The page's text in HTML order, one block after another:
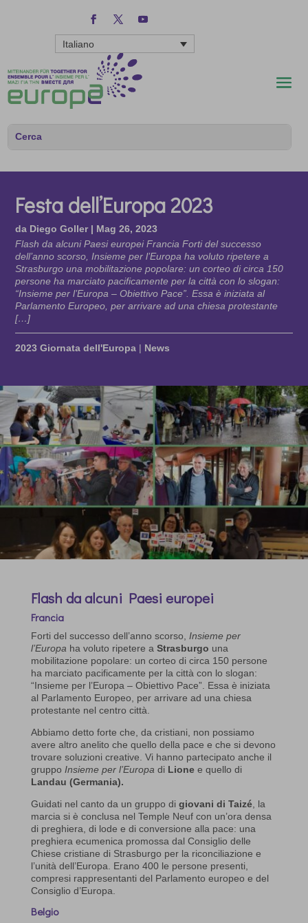
Italiano
Festa dell’Europa 2023
da Diego Goller| Mag 26, 2023
Flash da alcuni Paesi europei Francia Forti del successo
dell’anno scorso, Insieme per l’Europa ha voluto ripetere a
Strasburgo una mobilitazione popolare: un corteo di circa 150
persone ha marciato pacificamente per la città con lo slogan:
“Insieme per l’Europa – Obiettivo Pace”. Essa è iniziata al
Parlamento Europeo, per arrivare ad una chiesa protestante
[…]
2023 Giornata dell'Europa | News
Flash da alcuni Paesi europei
Francia
Forti del successo dell’anno scorso, Insieme per
l’Europa ha voluto ripetere a Strasburgo una
mobilitazione popolare: un corteo di circa 150 persone
ha marciato pacificamente per la città con lo slogan:
“Insieme per l’Europa – Obiettivo Pace”. Essa è iniziata
al Parlamento Europeo, per arrivare ad una chiesa
protestante nel centro città.
Abbiamo detto forte che, da cristiani, non possiamo
avere altro anelito che quello della pace e che si devono
trovare soluzioni creative. Vi hanno partecipato anche il
gruppo Insieme per l’Europa di Lionee quello di
Landau (Germania).
Guidati nel canto da un gruppo di giovani di Taizé, la
marcia si è conclusa nel Temple Neuf con un’ora densa
di preghiera, di lode e di conversione alla pace: una
preghiera ecumenica promossa dal Consiglio delle
Chiese cristiane di Strasburgo per la riconciliazione e
l’unità dell’Europa. Erano 400 le persone presenti,
compresi rappresentanti del Parlamento europeo e del
Consiglio d’Europa.
Belgio